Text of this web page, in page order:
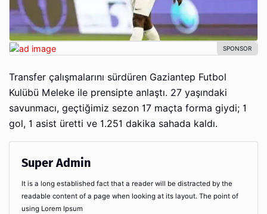
Transfer çalışmalarını sürdüren Gaziantep Futbol
Kulübü Meleke ile prensipte anlaştı. 27 yaşındaki
savunmacı, geçtiğimiz sezon 17 maçta forma giydi; 1
gol, 1 asist üretti ve 1.251 dakika sahada kaldı.
Super Admin
It is a long established fact that a reader will be distracted by the
readable content of a page when looking at its layout. The point of
using Lorem Ipsum